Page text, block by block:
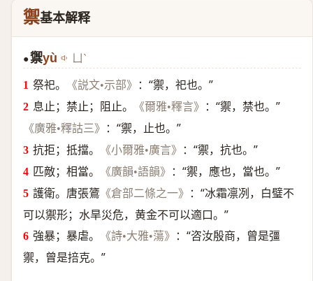
禦基本解释
●禦yù ㄩˋ
祭祀。 《説文•示部》
：“禦，祀也。”
息止；禁止；阻止。
《爾雅•釋言》 ：“禦，禁也。”
《廣雅•釋詁三》
：“禦，止也。”
抗拒；抵擋。
《小爾雅•廣言》
：“禦，抗也。”
匹敵；相當。
《廣韻•語韻》
：“禦，應也，當也。”
護衛。唐張鷟 《倉部二條之一》
：“冰霜凛冽，白璧不
可以禦形；水旱災危，黄金不可以適口。”
強暴；暴虐。
《詩•大雅•蕩》
：“咨汝殷商，曾是彊
禦，曾是掊克。”